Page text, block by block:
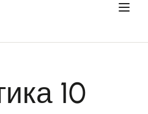
10